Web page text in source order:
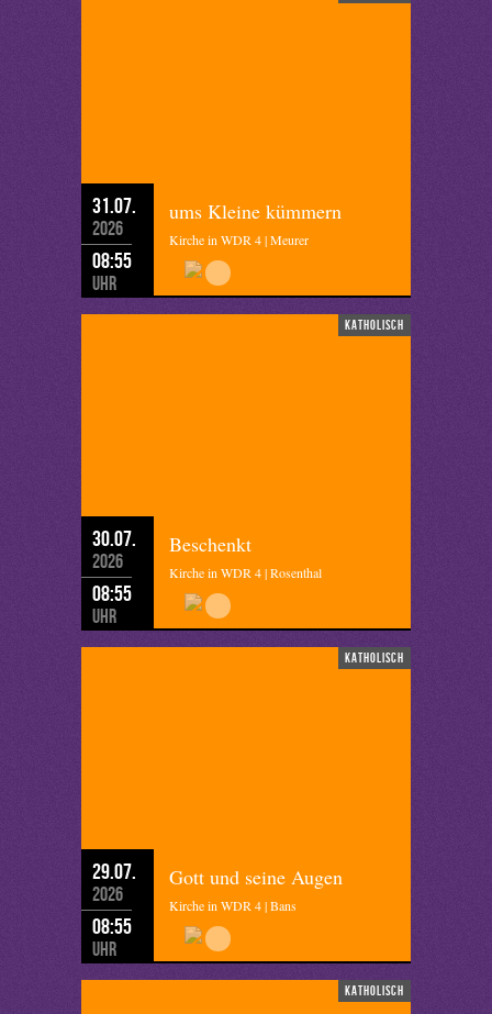
31.07.
2026
08:55
Uhr
ums Kleine kümmern
Kirche in WDR 4 | Meurer
katholisch
30.07.
2026
08:55
Uhr
Beschenkt
Kirche in WDR 4 | Rosenthal
katholisch
29.07.
2026
08:55
Uhr
Gott und seine Augen
Kirche in WDR 4 | Bans
katholisch